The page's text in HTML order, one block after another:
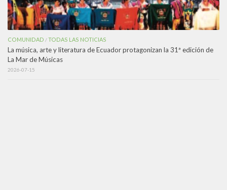
COMUNIDAD /TODAS LAS NOTICIAS
La música, arte y literatura de Ecuador protagonizan la 31ª edición de
La Mar de Músicas
2026-07-15